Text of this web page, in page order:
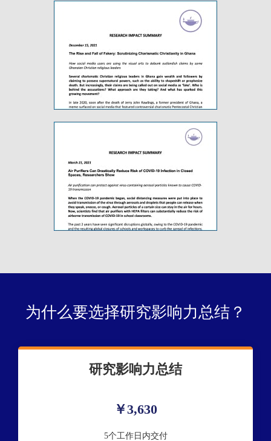
为什么要选择研究影响力总结？
研究影响力总结
￥3,630
5个工作日内交付